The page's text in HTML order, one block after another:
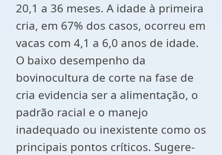
20,1 a 36 meses. A idade à primeira
cria, em 67% dos casos, ocorreu em
vacas com 4,1 a 6,0 anos de idade.
O baixo desempenho da
bovinocultura de corte na fase de
cria evidencia ser a alimentação, o
padrão racial e o manejo
inadequado ou inexistente como os
principais pontos críticos. Sugere-